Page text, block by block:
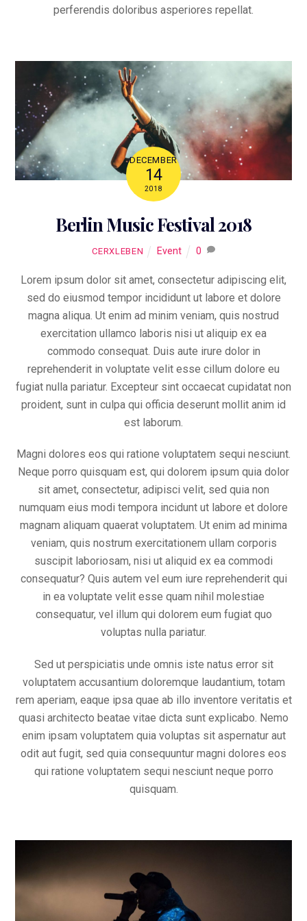
perferendis doloribus asperiores repellat.
DECEMBER
14
2018
Berlin Music Festival 2018
CERXLEBEN Event 0
Lorem ipsum dolor sit amet, consectetur adipiscing elit,
sed do eiusmod tempor incididunt ut labore et dolore
magna aliqua. Ut enim ad minim veniam, quis nostrud
exercitation ullamco laboris nisi ut aliquip ex ea
commodo consequat. Duis aute irure dolor in
reprehenderit in voluptate velit esse cillum dolore eu
fugiat nulla pariatur. Excepteur sint occaecat cupidatat non
proident, sunt in culpa qui officia deserunt mollit anim id
est laborum.
Magni dolores eos qui ratione voluptatem sequi nesciunt.
Neque porro quisquam est, qui dolorem ipsum quia dolor
sit amet, consectetur, adipisci velit, sed quia non
numquam eius modi tempora incidunt ut labore et dolore
magnam aliquam quaerat voluptatem. Ut enim ad minima
veniam, quis nostrum exercitationem ullam corporis
suscipit laboriosam, nisi ut aliquid ex ea commodi
consequatur? Quis autem vel eum iure reprehenderit qui
in ea voluptate velit esse quam nihil molestiae
consequatur, vel illum qui dolorem eum fugiat quo
voluptas nulla pariatur.
Sed ut perspiciatis unde omnis iste natus error sit
voluptatem accusantium doloremque laudantium, totam
rem aperiam, eaque ipsa quae ab illo inventore veritatis et
quasi architecto beatae vitae dicta sunt explicabo. Nemo
enim ipsam voluptatem quia voluptas sit aspernatur aut
odit aut fugit, sed quia consequuntur magni dolores eos
qui ratione voluptatem sequi nesciunt neque porro
quisquam.